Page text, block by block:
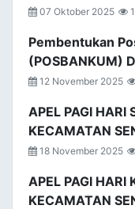
07 Oktober 2025
Pembentukan
(POSBANKUM)
12 November 2025
APEL PAGI HARI
KECAMATAN
18 November 2025
APEL PAGI HARI
KECAMATAN